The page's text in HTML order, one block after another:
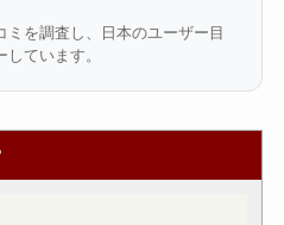
ミを調査し、日本のユーザー目
ています。